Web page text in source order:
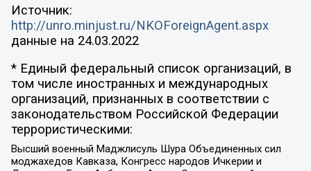
Источник:
http://unro.minjust.ru/NKOForeignAgent.aspx
данные на 24.03.2022
* Единый федеральный список организаций, в
том числе иностранных и международных
организаций, признанных в соответствии с
законодательством Российской Федерации
террористическими:
Высший военный Маджлисуль Шура Объединенных сил
моджахедов Кавказа, Конгресс народов Ичкерии и